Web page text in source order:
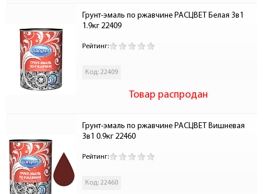
Грунт-эмаль по ржавчине РАСЦВЕТ Белая 3в1
1.9кг 22409
Рейтинг:
Код: 22409
Товар распродан
Грунт-эмаль по ржавчине РАСЦВЕТ Вишневая
3в1 0.9кг 22460
Рейтинг:
Код: 22460